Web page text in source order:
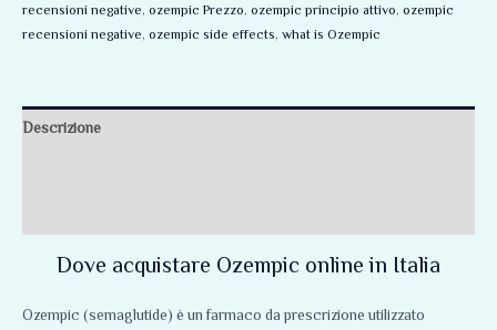
recensioni negative, ozempic Prezzo, ozempic principio attivo, ozempic
recensioni negative, ozempic side effects, what is Ozempic
Descrizione
Dove acquistare Ozempic online in Italia
Ozempic (semaglutide) è un farmaco da prescrizione utilizzato